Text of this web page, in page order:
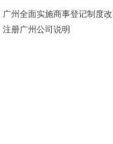
广州全面实施商事登记制度
注册广州公司说明